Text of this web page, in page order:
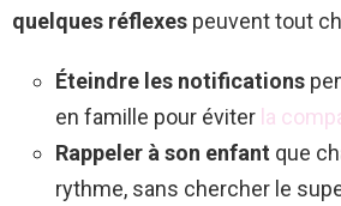
quelques réflexes peuvent tout
Éteindre les notifications
en famille pour éviter la
Rappeler à son enfant que
rythme, sans chercher le